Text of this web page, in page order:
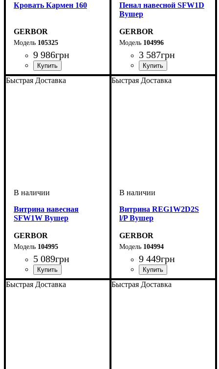
Кровать Кармен 160
GERBOR
105325
9 986грн
Пенал навесной SFW1D
Вушер
GERBOR
104996
3 587грн
Быстрая Доставка
Витрина навесная
SFW1W Вушер
GERBOR
104995
5 089грн
Быстрая Доставка
Витрина REG1W2D2S
l/P Вушер
GERBOR
104994
9 449грн
Быстрая Доставка Быстрая Доставка